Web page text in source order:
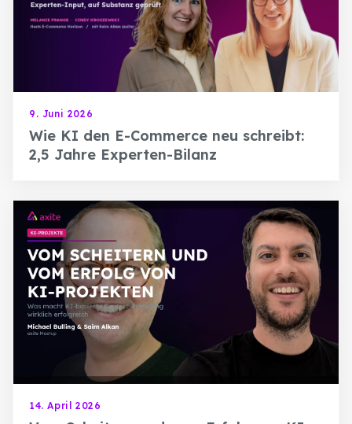
9. Juni 2026
Wie KI den E-Commerce neu schreibt:
2,5 Jahre Experten-Bilanz
14. April 2026